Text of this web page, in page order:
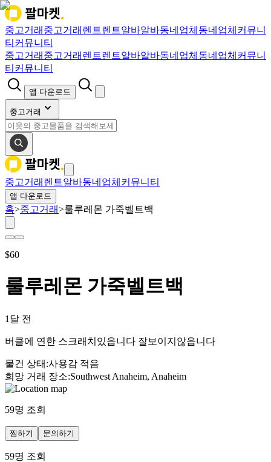
중고거래 중고거래 렌트렌트알바알바동네업체 동네업체 커뮤니
티 커뮤니티
중고거래 중고거래 렌트렌트알바알바동네업체 동네업체 커뮤니
티 커뮤니티
앱 다운로드
중고거래
중고거래 렌트알바동네업체 커뮤니티
앱 다운로드
홈>중고거래>룰루레몬 가죽벨트백
$60
룰루레몬 가죽벨트백
1달 전
버클에 연한 스크래치있읍니다 잘보이지않읍니다
물건 상태 :사용감 적음
희망 거래 장소:Southwest Anaheim, Anaheim
59명 조회
찜하기 문의하기
59명 조회